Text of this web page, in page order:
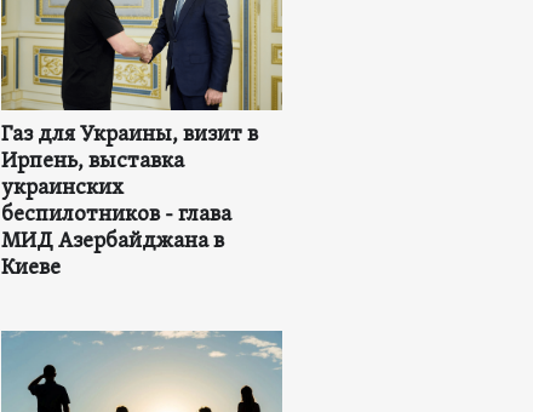
Газ для Украины, визит в
Ирпень, выставка
украинских
беспилотников - глава
МИД Азербайджана в
Киеве